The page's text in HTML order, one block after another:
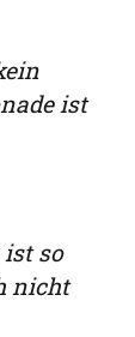
ist
ist so
nicht